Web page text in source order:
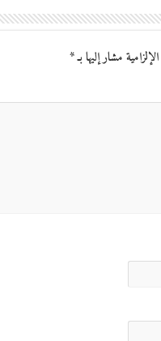
مشار إليها بـ*